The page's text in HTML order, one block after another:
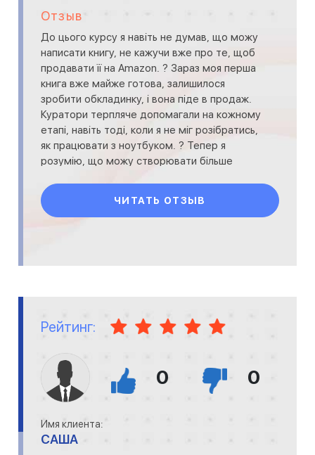
Отзыв
До цього курсу я навіть не думав, що можу
написати книгу, не кажучи вже про те, щоб
продавати її на Amazon. ? Зараз моя перша
книга вже майже готова, залишилося
зробити обкладинку, і вона піде в продаж.
Куратори терпляче допомагали на кожному
етапі, навіть тоді, коли я не міг розібратись,
як працювати з ноутбуком. ? Тепер я
розумію, що можу створювати більше
ЧИТАТЬ ОТЗЫВ
Рейтинг:
0 0
Имя клиента:
САША